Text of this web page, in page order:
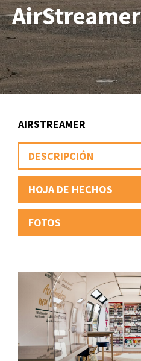
AirStreamer
AIRSTREAMER
DESCRIPCIÓN
HOJA DE HECHOS
FOTOS